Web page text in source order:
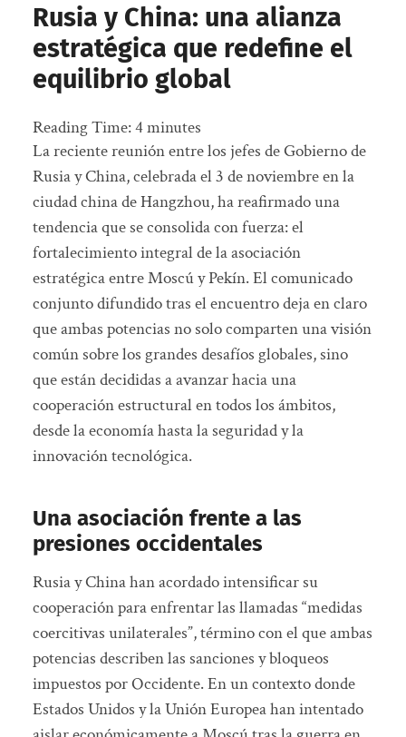
Rusia y China: una alianza
estratégica que redefine el
equilibrio global
Reading Time:4minutes
La reciente reunión entre los jefes de Gobierno de
Rusia y China, celebrada el 3 de noviembre en la
ciudad china de Hangzhou, ha reafirmado una
tendencia que se consolida con fuerza: el
fortalecimiento integral de la asociación
estratégica entre Moscú y Pekín. El comunicado
conjunto difundido tras el encuentro deja en claro
que ambas potencias no solo comparten una visión
común sobre los grandes desafíos globales, sino
que están decididas a avanzar hacia una
cooperación estructural en todos los ámbitos,
desde la economía hasta la seguridad y la
innovación tecnológica.
Una asociación frente a las
presiones occidentales
Rusia y China han acordado intensificar su
cooperación para enfrentar las llamadas “medidas
coercitivas unilaterales”, término con el que ambas
potencias describen las sanciones y bloqueos
impuestos por Occidente. En un contexto donde
Estados Unidos y la Unión Europea han intentado